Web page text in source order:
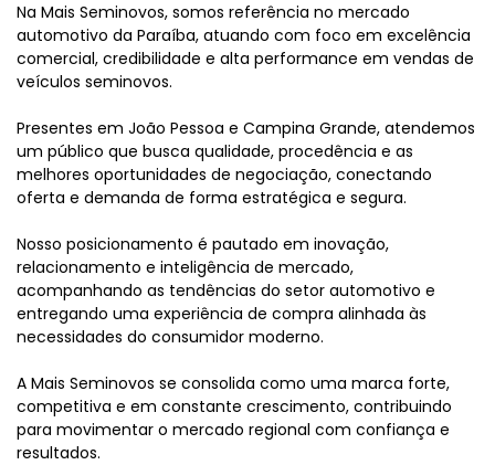
Na Mais Seminovos, somos referência no mercado
automotivo da Paraíba, atuando com foco em excelência
comercial, credibilidade e alta performance em vendas de
veículos seminovos.
Presentes em João Pessoa e Campina Grande, atendemos
um público que busca qualidade, procedência e as
melhores oportunidades de negociação, conectando
oferta e demanda de forma estratégica e segura.
Nosso posicionamento é pautado em inovação,
relacionamento e inteligência de mercado,
acompanhando as tendências do setor automotivo e
entregando uma experiência de compra alinhada às
necessidades do consumidor moderno.
A Mais Seminovos se consolida como uma marca forte,
competitiva e em constante crescimento, contribuindo
para movimentar o mercado regional com confiança e
resultados.